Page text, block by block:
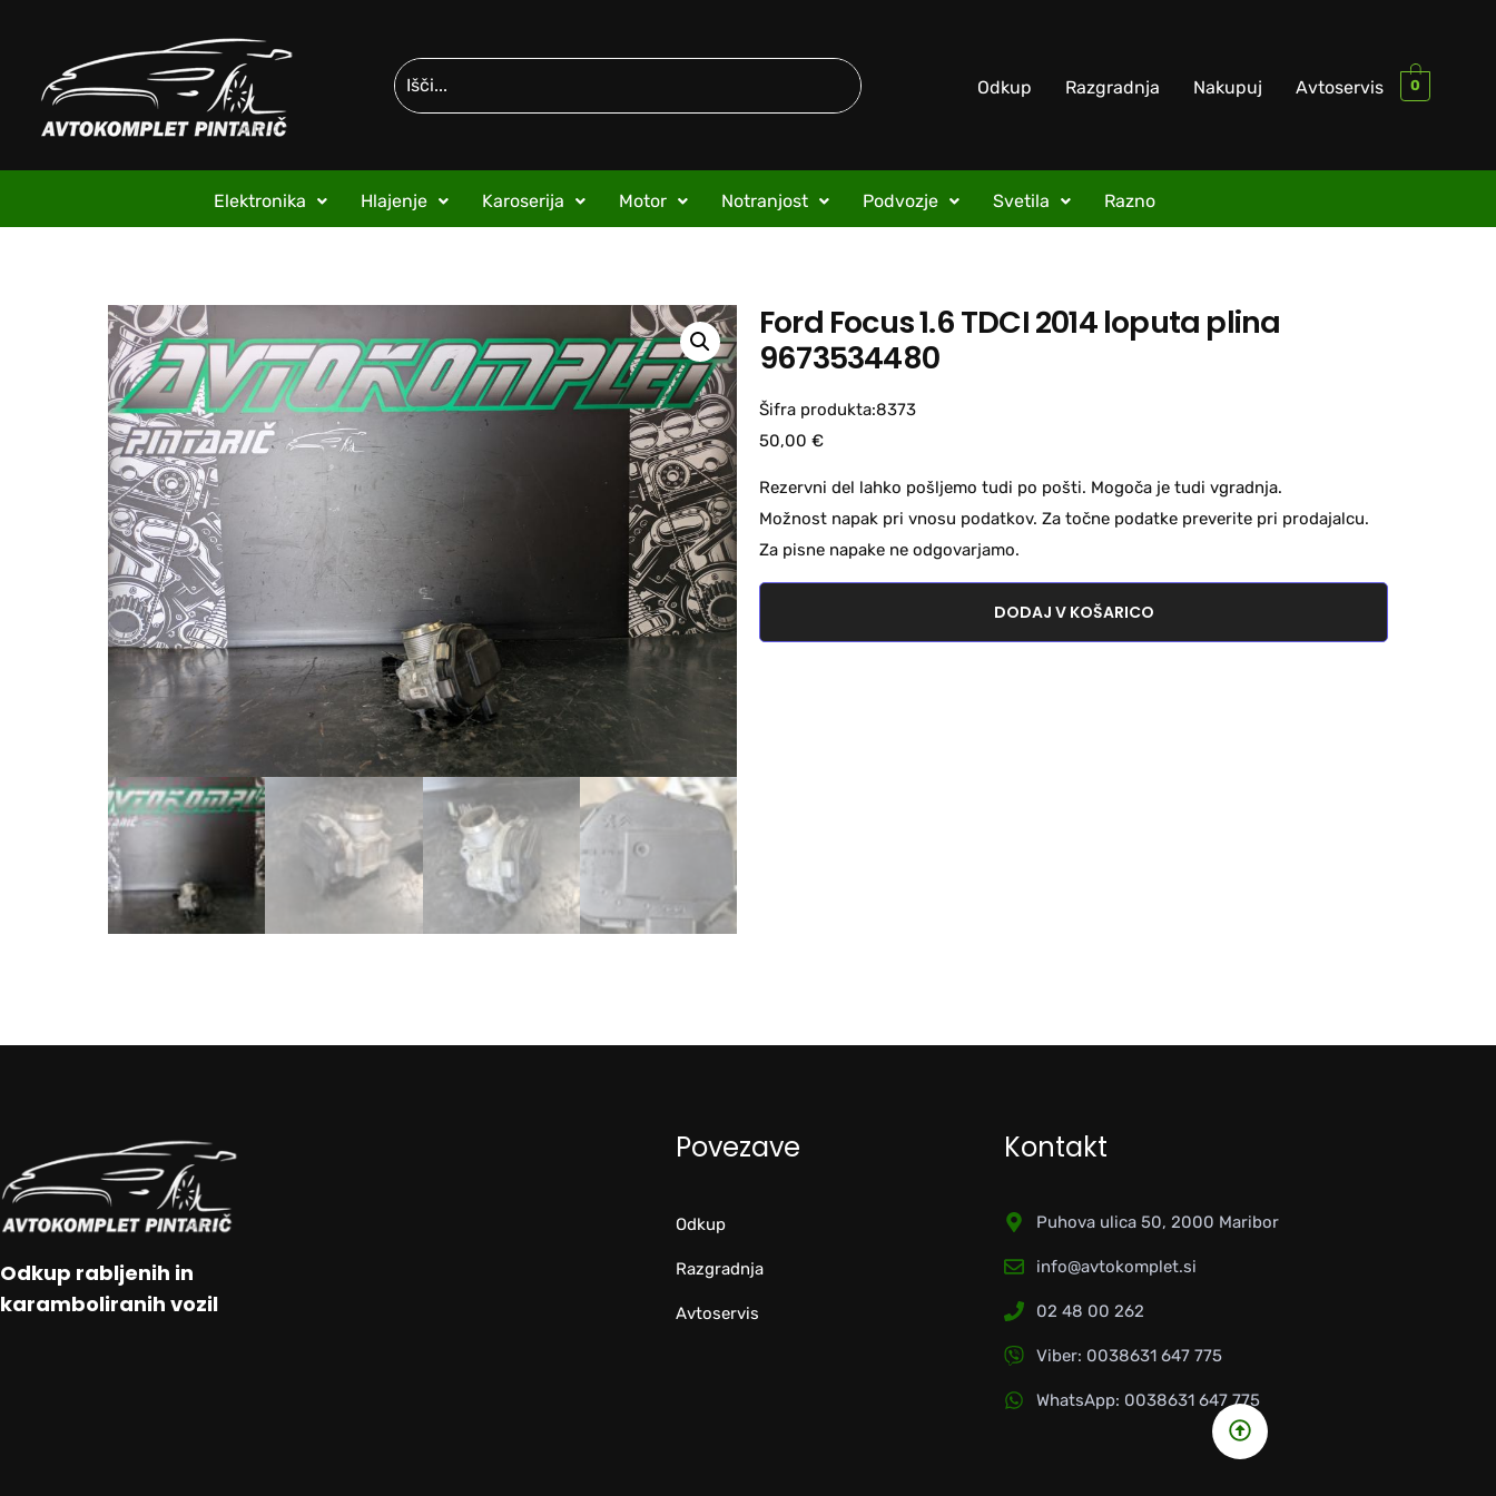
Odkup Razgradnja Nakupuj Avtoservis 0
Elektronika Hlajenje Karoserija Motor Notranjost Podvozje Svetila Razno
Ford Focus 1.6 TDCI 2014 loputa plina
9673534480
Šifra produkta:8373
50,00 €
Rezervni del lahko pošljemo tudi po pošti. Mogoča je tudi vgradnja.
Možnost napak pri vnosu podatkov. Za točne podatke preverite pri prodajalcu.
Za pisne napake ne odgovarjamo.
DODAJ V KOŠARICO
Odkup rabljenih in
karamboliranih vozil
Povezave
Odkup
Razgradnja
Avtoservis
Kontakt
Puhova ulica 50, 2000 Maribor
info@avtokomplet.si
02 48 00 262
Viber: 0038631 647 775
WhatsApp: 0038631 647 775